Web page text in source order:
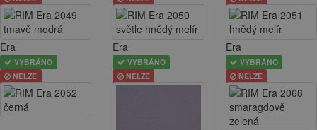
Era
VYBRÁNO
NELZE
Era
VYBRÁNO
NELZE
Era
VYBRÁNO
NELZE